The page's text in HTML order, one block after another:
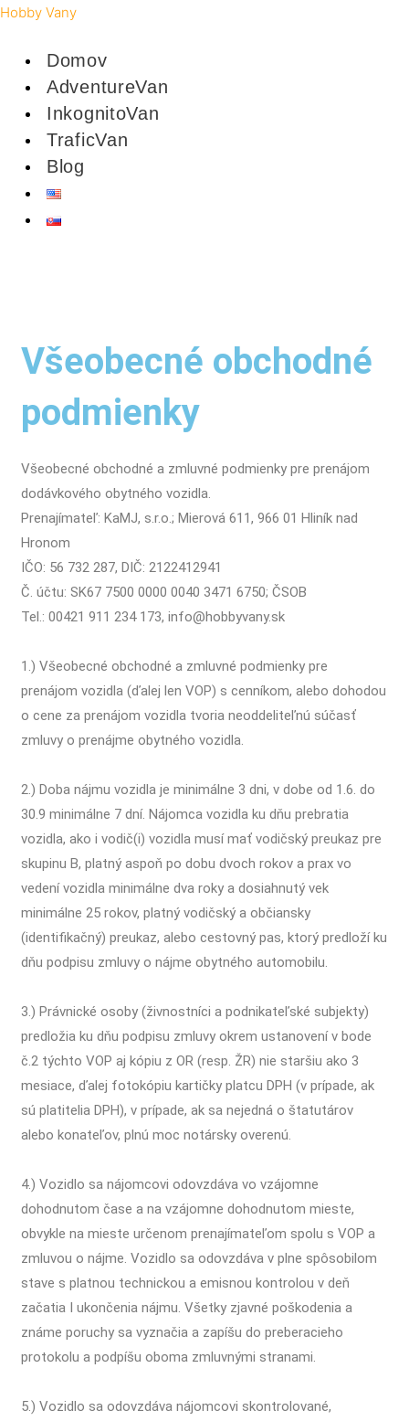
Preskočiť
obsah
Hobby Vany
Menu
Domov
AdventureVan
InkognitoVan
TraficVan
Blog
Všeobecné obchodné
podmienky
Všeobecné obchodné a zmluvné podmienky pre prenájom
dodávkového obytného vozidla.
Prenajímateľ: KaMJ, s.r.o.; Mierová 611, 966 01 Hliník nad
Hronom
IČO: 56 732 287, DIČ: 2122412941
Č. účtu: SK67 7500 0000 0040 3471 6750; ČSOB
Tel.: 00421 911 234 173, info@hobbyvany.sk
1.) Všeobecné obchodné a zmluvné podmienky pre
prenájom vozidla (ďalej len VOP) s cenníkom, alebo dohodou
o cene za prenájom vozidla tvoria neoddeliteľnú súčasť
zmluvy o prenájme obytného vozidla.
2.) Doba nájmu vozidla je minimálne 3 dni, v dobe od 1.6. do
30.9 minimálne 7 dní. Nájomca vozidla ku dňu prebratia
vozidla, ako i vodič(i) vozidla musí mať vodičský preukaz pre
skupinu B, platný aspoň po dobu dvoch rokov a prax vo
vedení vozidla minimálne dva roky a dosiahnutý vek
minimálne 25 rokov, platný vodičský a občiansky
(identifikačný) preukaz, alebo cestovný pas, ktorý predloží ku
dňu podpisu zmluvy o nájme obytného automobilu.
3.) Právnické osoby (živnostníci a podnikateľské subjekty)
predložia ku dňu podpisu zmluvy okrem ustanovení v bode
č.2 týchto VOP aj kópiu z OR (resp. ŽR) nie staršiu ako 3
mesiace, ďalej fotokópiu kartičky platcu DPH (v prípade, ak
sú platitelia DPH), v prípade, ak sa nejedná o štatutárov
alebo konateľov, plnú moc notársky overenú.
4.) Vozidlo sa nájomcovi odovzdáva vo vzájomne
dohodnutom čase a na vzájomne dohodnutom mieste,
obvykle na mieste určenom prenajímateľom spolu s VOP a
zmluvou o nájme. Vozidlo sa odovzdáva v plne spôsobilom
stave s platnou technickou a emisnou kontrolou v deň
začatia I ukončenia nájmu. Všetky zjavné poškodenia a
známe poruchy sa vyznačia a zapíšu do preberacieho
protokolu a podpíšu oboma zmluvnými stranami.
5.) Vozidlo sa odovzdáva nájomcovi skontrolované,
Menu